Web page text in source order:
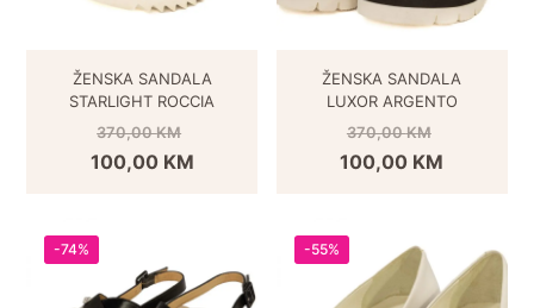
ŽENSKA SANDALA
STARLIGHT ROCCIA
370,00KM
100,00 KM
ŽENSKA SANDALA
LUXOR ARGENTO
370,00KM
100,00 KM
-74% -55%